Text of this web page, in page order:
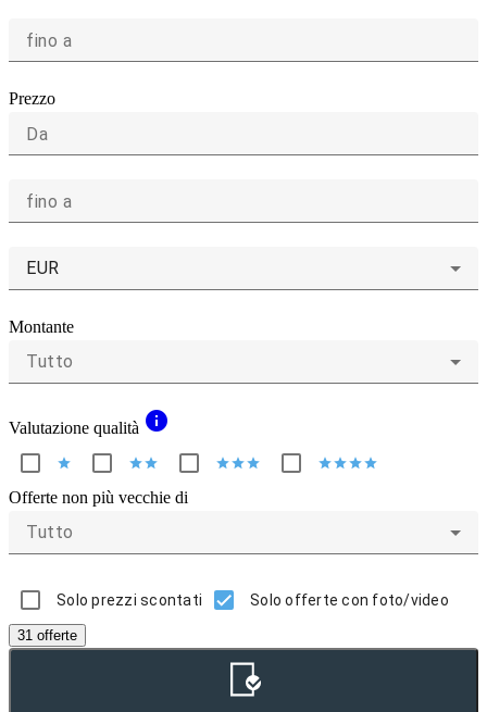
fino a
Prezzo
Da
fino a
EUR
Montante
Tutto
Valutazione qualità info
star starstar starstarstar starstarstarstar
Offerte non più vecchie di
Tutto
Solo prezzi scontati Solo offerte con foto/video
31 offerte